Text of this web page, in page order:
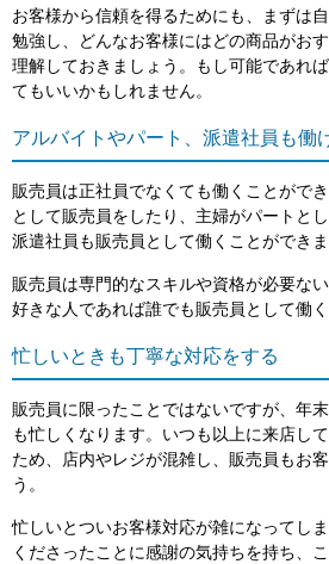
お客様から信頼を得るためにも、まずは
勉強し、どんなお客様にはどの商品がお
理解しておきましょう。もし可能であれ
てもいいかもしれません。
アルバイトやパート、派遣社員も働
販売員は正社員でなくても働くことがで
として販売員をしたり、主婦がパートと
派遣社員も販売員として働くことができま
販売員は専門的なスキルや資格が必要な
好きな人であれば誰でも販売員として働く
忙しいときも丁寧な対応をする
販売員に限ったことではないですが、年
も忙しくなります。いつも以上に来店し
ため、店内やレジが混雑し、販売員もお
う。
忙しいとついお客様対応が雑になってし
くださったことに感謝の気持ちを持ち、